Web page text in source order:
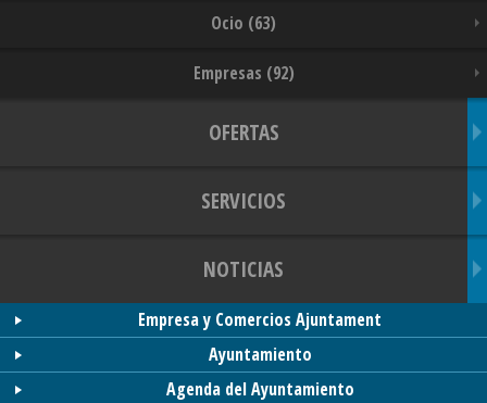
Ocio (63)
Empresas (92)
OFERTAS
SERVICIOS
NOTICIAS
Empresa y Comercios Ajuntament
Ayuntamiento
Agenda del Ayuntamiento